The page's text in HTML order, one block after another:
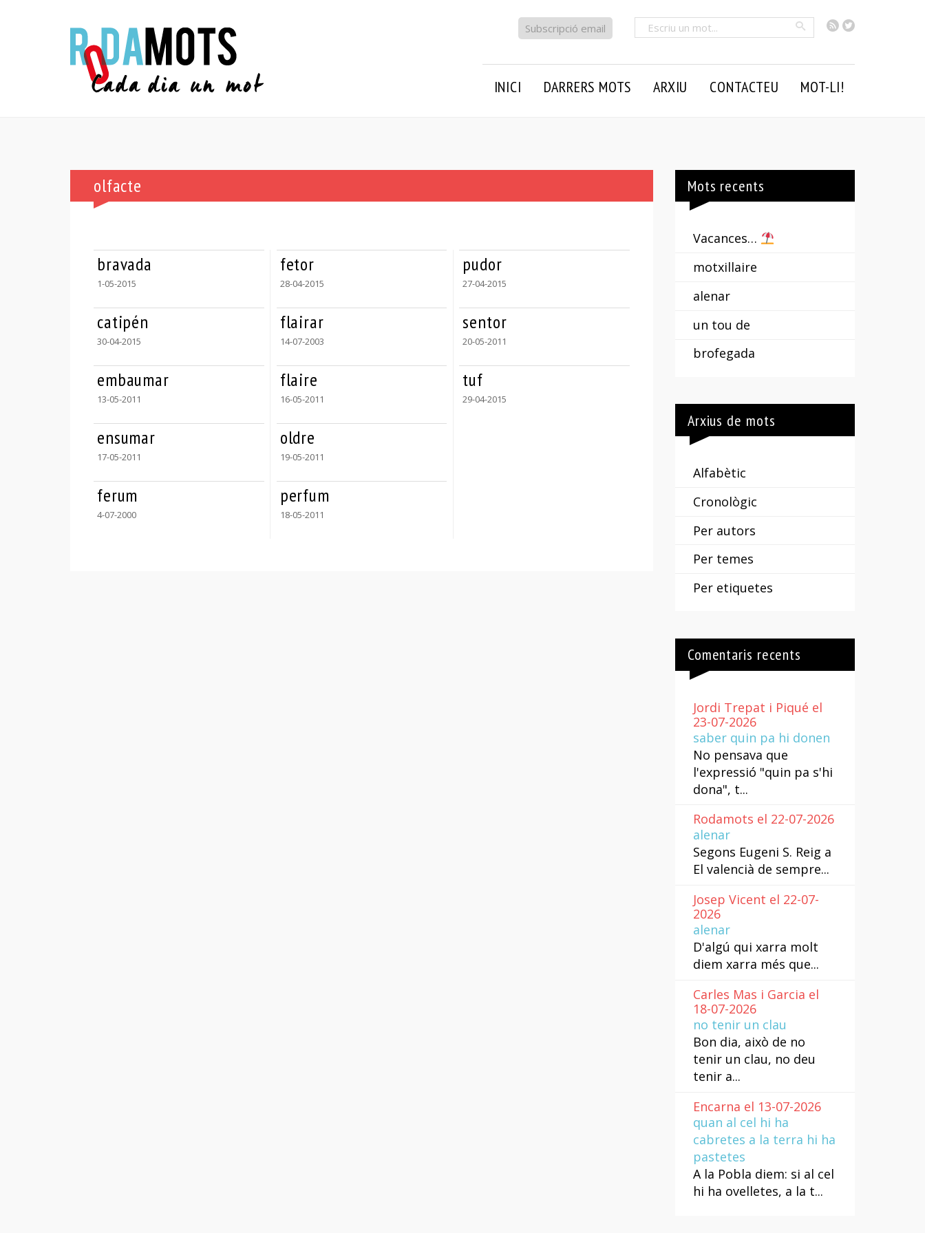
RSSTwitter
Cercar
Subscripció email
INICI DARRERS MOTS ARXIU CONTACTEU MOT-LI!
olfacte
bravada
1-05-2015
catipén
30-04-2015
embaumar
13-05-2011
ensumar
17-05-2011
ferum
4-07-2000
fetor
28-04-2015
flairar
14-07-2003
flaire
16-05-2011
oldre
19-05-2011
perfum
18-05-2011
pudor
27-04-2015
sentor
20-05-2011
tuf
29-04-2015
Mots recents
Vacances…
motxillaire
alenar
un tou de
brofegada
Arxius de mots
Alfabètic
Cronològic
Per autors
Per temes
Per etiquetes
Comentaris recents
Jordi Trepat i Piqué el
23-07-2026
saber quin pa hi donen
No pensava que
l'expressió "quin pa s'hi
dona", t...
Rodamots el 22-07-2026
alenar
Segons Eugeni S. Reig a
El valencià de sempre...
Josep Vicent el 22-07-
2026
alenar
D'algú qui xarra molt
diem xarra més que...
Carles Mas i Garcia el
18-07-2026
no tenir un clau
Bon dia, això de no
tenir un clau, no deu
tenir a...
Encarna el 13-07-2026
quan al cel hi ha
cabretes a la terra hi ha
pastetes
A la Pobla diem: si al cel
hi ha ovelletes, a la t...